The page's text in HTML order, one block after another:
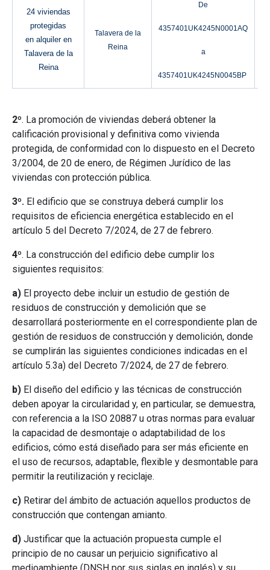
24 viviendas
protegidas
en alquiler en
Talavera de la
Reina
Talavera de la
Reina
De
4357401UK4245N0001AQ
a
4357401UK4245N0045BP
2º. La promoción de viviendas deberá obtener la
calificación provisional y definitiva como vivienda
protegida, de conformidad con lo dispuesto en el Decreto
3/2004, de 20 de enero, de Régimen Jurídico de las
viviendas con protección pública.
3º. El edificio que se construya deberá cumplir los
requisitos de eficiencia energética establecido en el
artículo 5 del Decreto 7/2024, de 27 de febrero.
4º. La construcción del edificio debe cumplir los
siguientes requisitos:
a) El proyecto debe incluir un estudio de gestión de
residuos de construcción y demolición que se
desarrollará posteriormente en el correspondiente plan de
gestión de residuos de construcción y demolición, donde
se cumplirán las siguientes condiciones indicadas en el
artículo 5.3a) del Decreto 7/2024, de 27 de febrero.
b) El diseño del edificio y las técnicas de construcción
deben apoyar la circularidad y, en particular, se demuestra,
con referencia a la ISO 20887 u otras normas para evaluar
la capacidad de desmontaje o adaptabilidad de los
edificios, cómo está diseñado para ser más eficiente en
el uso de recursos, adaptable, flexible y desmontable para
permitir la reutilización y reciclaje.
c) Retirar del ámbito de actuación aquellos productos de
construcción que contengan amianto.
d) Justificar que la actuación propuesta cumple el
principio de no causar un perjuicio significativo al